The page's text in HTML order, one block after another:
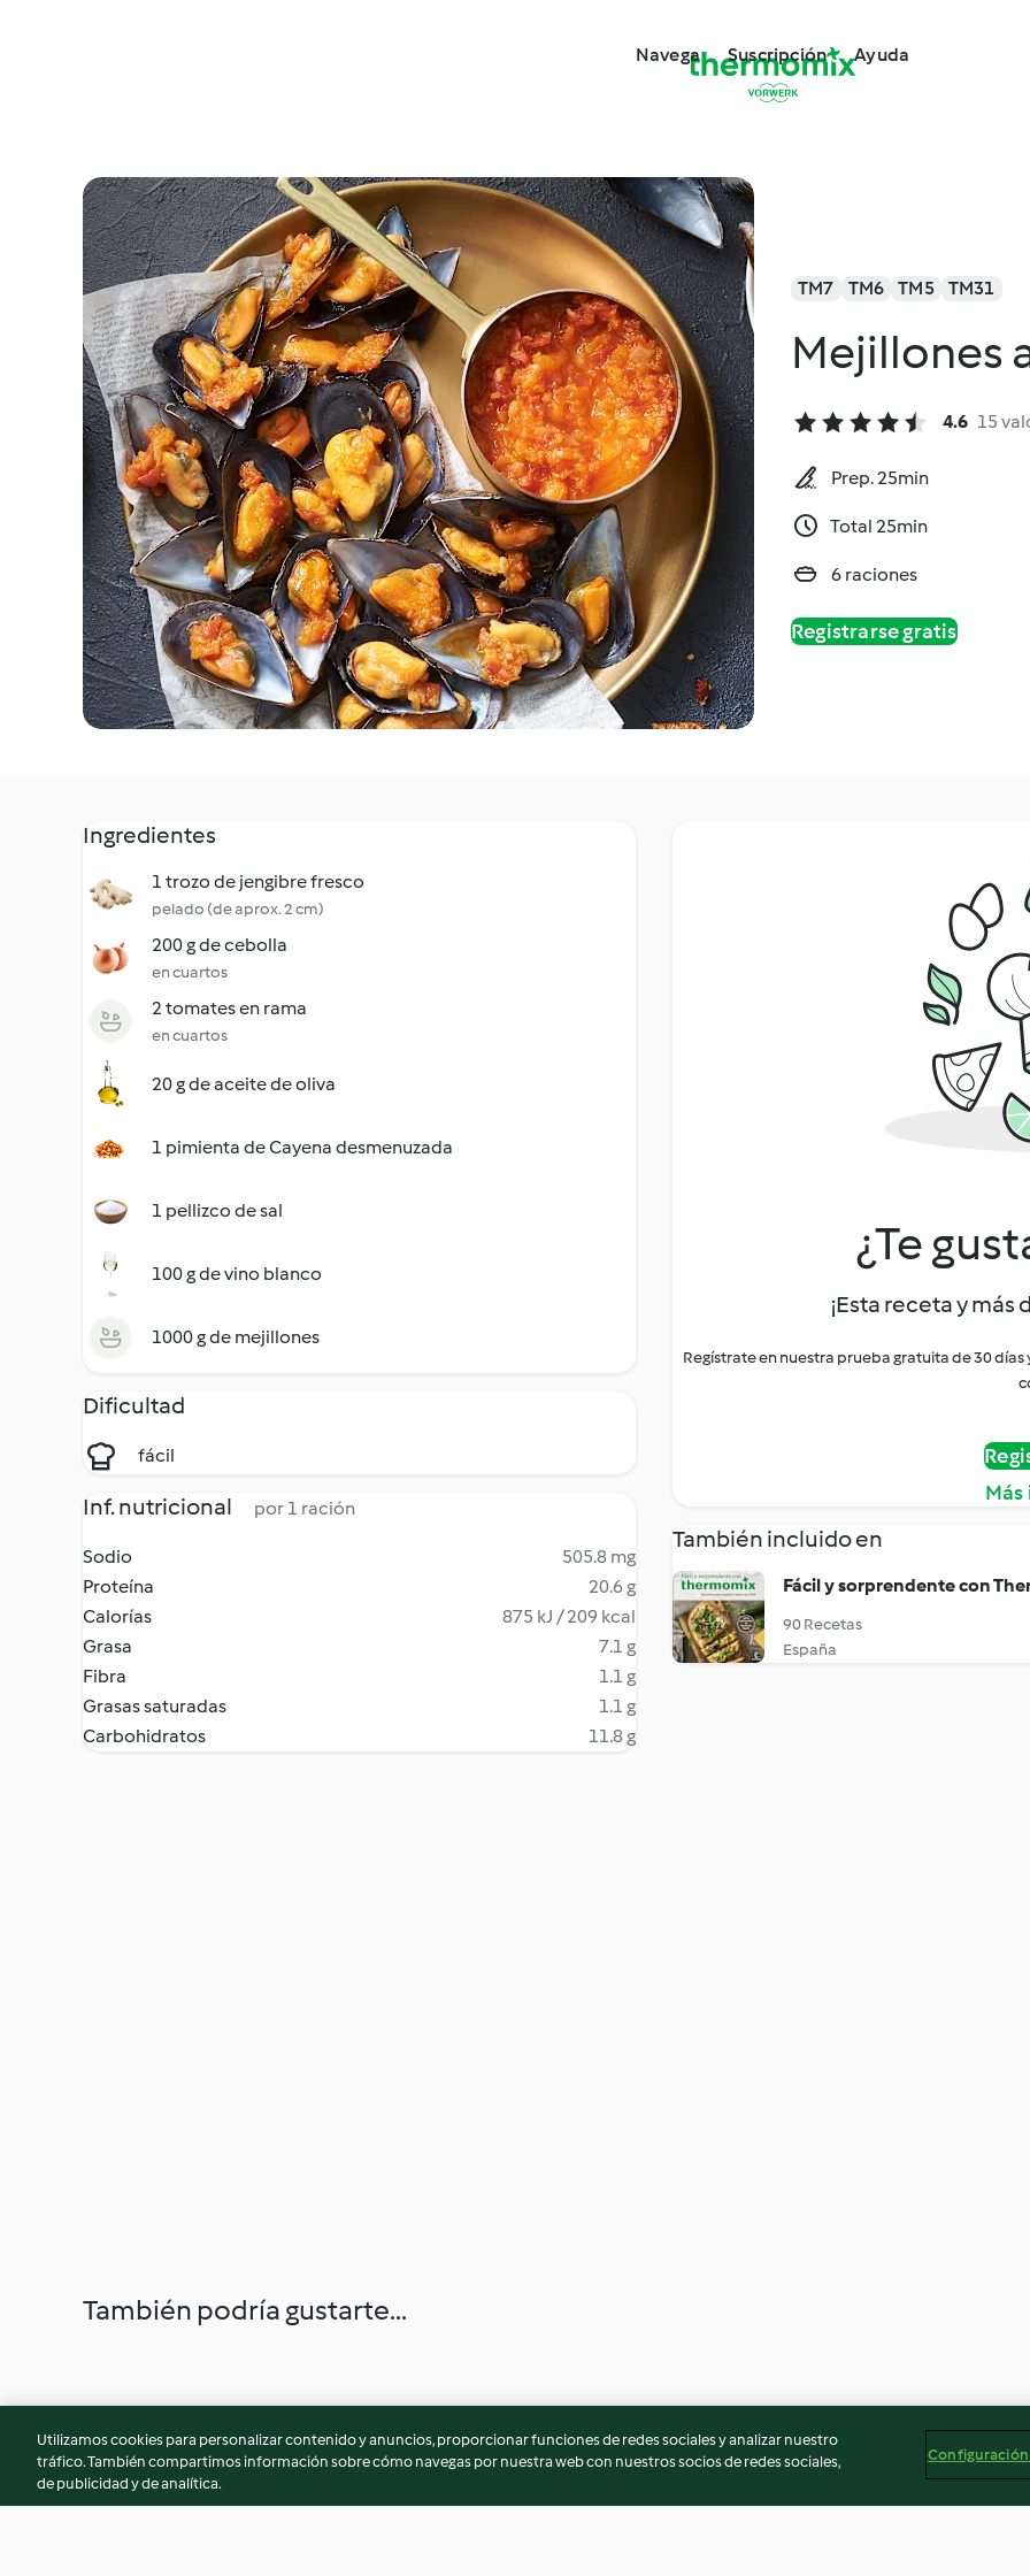
Navega Suscripción Ayuda
TM7 TM6 TM5 TM31
Mejillones
4.6 15
Prep. 25min
Total 25min
6 raciones
Registrarse gratis
Ingredientes
1 trozo de jengibre fresco
pelado (de aprox. 2 cm)
200 g de cebolla
en cuartos
2 tomates en rama
en cuartos
20 g de aceite de oliva
1 pimienta de Cayena desmenuzada
1 pellizco de sal
100 g de vino blanco
1000 g de mejillones
Dificultad
fácil
Inf. nutricional por 1 ración
Sodio
505.8 mg
Proteína
20.6 g
Calorías
875 kJ / 209 kcal
Grasa
7.1 g
Fibra
1.1 g
Grasas saturadas
1.1 g
Carbohidratos
11.8 g
¿Te
¡Esta receta y más
Regístrate en nuestra prueba gratuita de 30
También incluido en
Fácil y sorprendente con
90 Recetas
España
También podría gustarte...
Utilizamos cookies para personalizar contenido y anuncios, proporcionar funciones de redes sociales y analizar nuestro
tráfico. También compartimos información sobre cómo navegas por nuestra web con nuestros socios de redes sociales,
de publicidad y de analítica.
Configuración